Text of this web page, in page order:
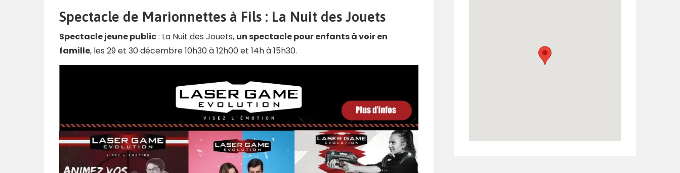
Spectacle de Marionnettes à Fils : La Nuit des Jouets
Spectacle jeune public: La Nuit des Jouets, un spectacle pour enfants à voir en
famille, les 29 et 30 décembre 10h30 à 12h00 et 14h à 15h30.